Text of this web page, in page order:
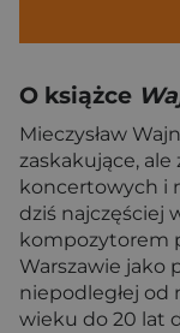
O książce
Mieczysław
zaskakujące,
koncertowych i
dziś najczęściej
kompozytorem
Warszawie jako
niepodległej od
wieku do 20 lat